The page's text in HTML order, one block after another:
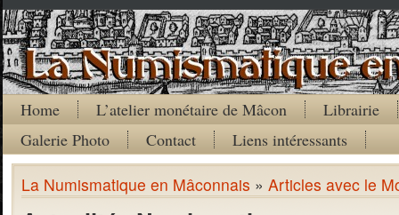
Home L’atelier monétaire de Mâcon
Librairie
Galerie Photo
Contact Liens intéressants
La Numismatique en Mâconnais » Articles avec le